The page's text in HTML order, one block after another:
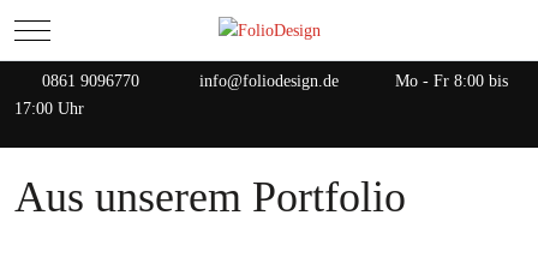
Mobile Menu Toggle
0861 9096770 info@foliodesign.de
Mo - Fr 8:00 bis
17:00 Uhr
Aus unserem Portfolio